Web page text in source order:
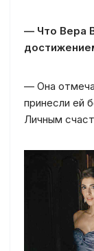
— Что Вера
— Она
принесли ей
Личным